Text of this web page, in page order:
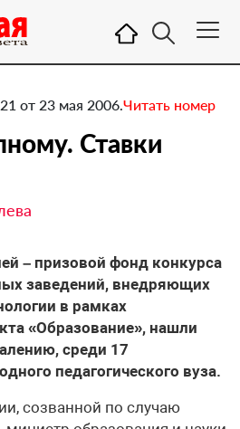
от 23 мая 2006.Читать номер
Ставки
– призовой фонд конкурса
заведений, внедряющих
в рамках
«Образование», нашли
среди 17
педагогического вуза.
созванной по случаю